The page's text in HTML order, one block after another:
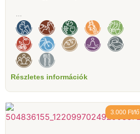
Részletes információk
3.000 Ft/fő